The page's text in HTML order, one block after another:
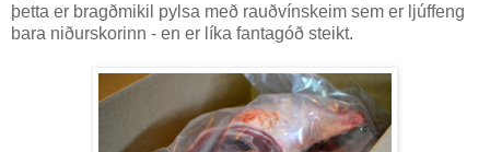
þetta er bragðmikil pylsa með rauðvínskeim sem er ljúffeng
bara niðurskorinn - en er líka fantagóð steikt.